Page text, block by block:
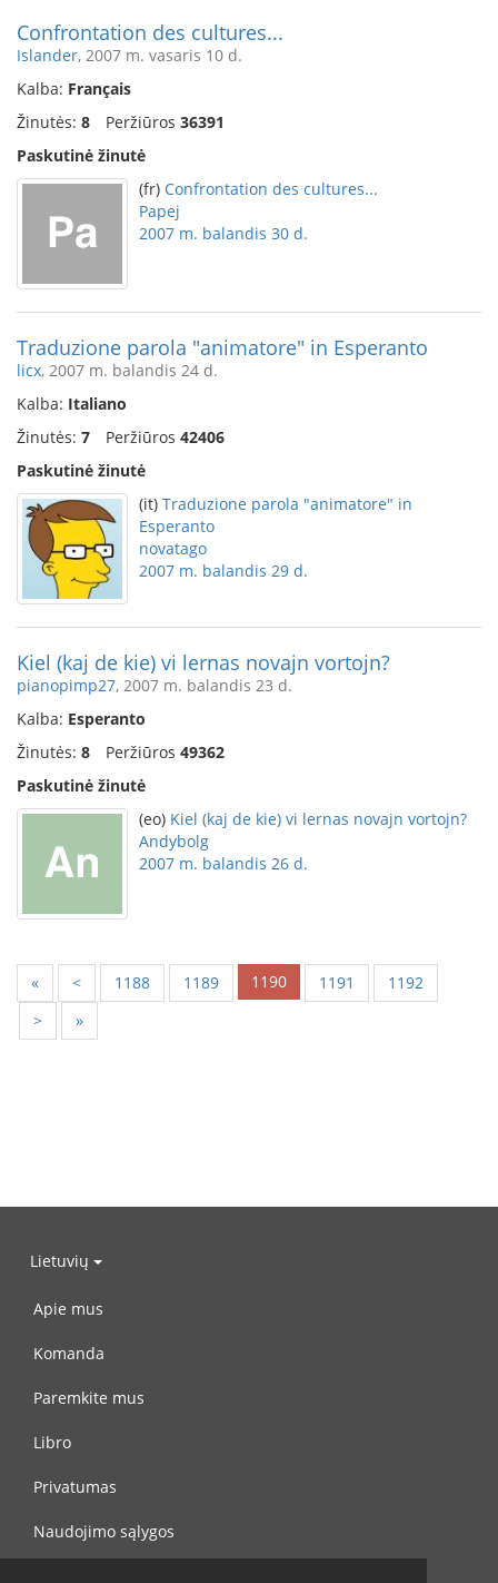
Confrontation des cultures...
Islander, 2007 m. vasaris 10 d.
Kalba: Français
Žinutės: 8 Peržiūros 36391
Paskutinė žinutė
(fr) Confrontation des cultures...
Papej
2007 m. balandis 30 d.
Traduzione parola "animatore" in Esperanto
licx, 2007 m. balandis 24 d.
Kalba: Italiano
Žinutės: 7 Peržiūros 42406
Paskutinė žinutė
(it) Traduzione parola "animatore" in
Esperanto
novatago
2007 m. balandis 29 d.
Kiel (kaj de kie) vi lernas novajn vortojn?
pianopimp27, 2007 m. balandis 23 d.
Kalba: Esperanto
Žinutės: 8 Peržiūros 49362
Paskutinė žinutė
(eo) Kiel (kaj de kie) vi lernas novajn vortojn?
Andybolg
2007 m. balandis 26 d.
« < 1188 1189 1190 1191
1192
>
»
Lietuvių
Apie mus
Komanda
Paremkite mus
Libro
Privatumas
Naudojimo sąlygos